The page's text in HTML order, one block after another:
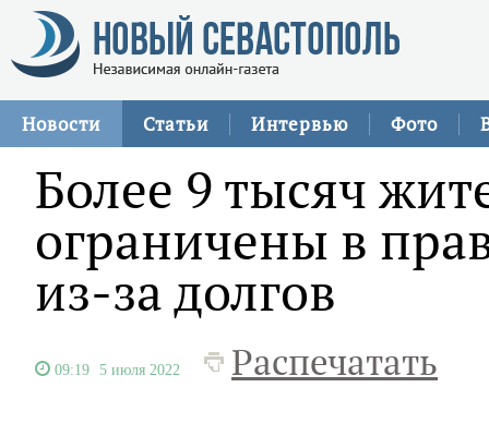
Новости Статьи Интервью Фото
Более 9 тысяч
ограничены в
из-за долгов
09:19 5 июля 2022 Распечатать